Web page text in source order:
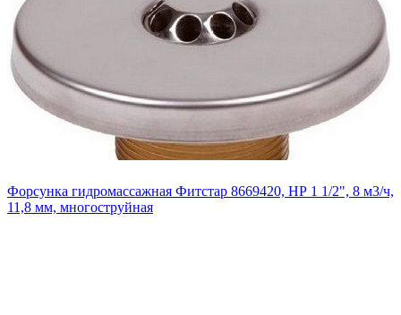
Форсунка гидромассажная Фитстар 8669420, НР 1 1/2", 8 м3/ч,
11,8 мм, многоструйная